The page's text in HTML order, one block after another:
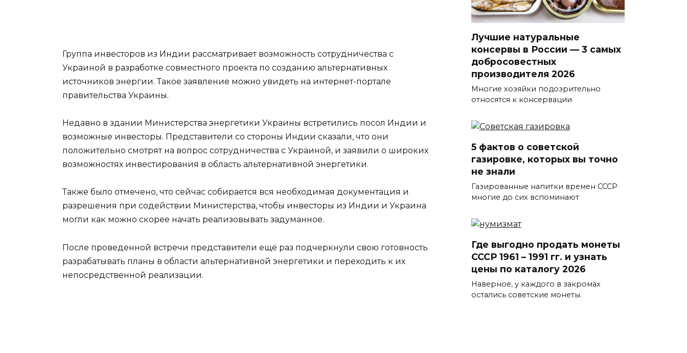
Группа инвесторов из Индии рассматривает возможность сотрудничества с
Украиной в разработке совместного проекта по созданию альтернативных
источников энергии. Такое заявление можно увидеть на интернет-портале
правительства Украины.
Недавно в здании Министерства энергетики Украины встретились посол Индии и
возможные инвесторы. Представители со стороны Индии сказали, что они
положительно смотрят на вопрос сотрудничества с Украиной, и заявили о широких
возможностях инвестирования в область альтернативной энергетики.
Также было отмечено, что сейчас собирается вся необходимая документация и
разрешения при содействии Министерства, чтобы инвесторы из Индии и Украина
могли как можно скорее начать реализовывать задуманное.
После проведенной встречи представители ещё раз подчеркнули свою готовность
разрабатывать планы в области альтернативной энергетики и переходить к их
непосредственной реализации.
Лучшие натуральные
консервы в России — 3 самых
добросовестных
производителя 2026
Многие хозяйки подозрительно
относятся к консервации
5 фактов о советской
газировке, которых вы точно
не знали
Газированные напитки времен СССР
многие до сих вспоминают
Где выгодно продать монеты
СССР 1961 – 1991 гг. и узнать
цены по каталогу 2026
Наверное, у каждого в закромах
остались советские монеты.